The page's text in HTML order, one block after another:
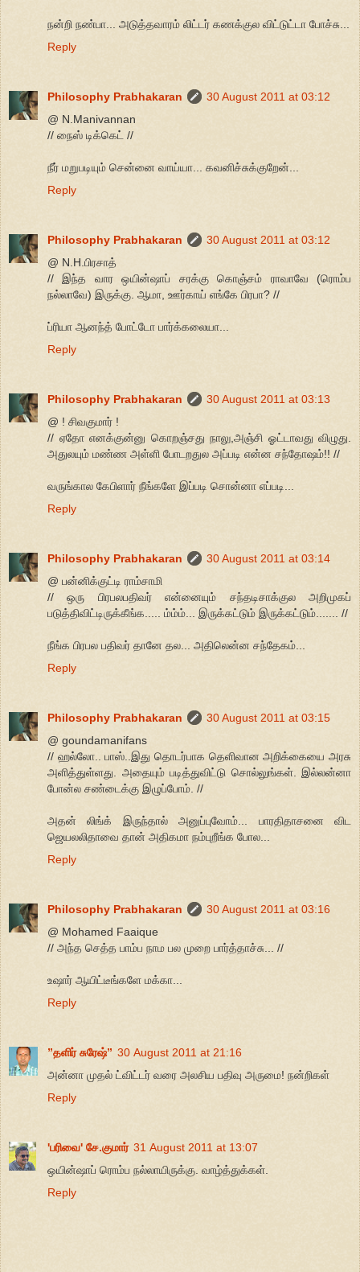
நன்றி நண்பா... அடுத்தவாரம் லிட்டர் கணக்குல விட்டுட்டா போச்சு...
Reply
Philosophy Prabhakaran
30 August 2011 at 03:12
@ N.Manivannan
// நைஸ் டிக்கெட் //
நீர் மறுபடியும் சென்னை வாய்யா... கவனிச்சுக்குறேன்...
Reply
Philosophy Prabhakaran
30 August 2011 at 03:12
@ N.H.பிரசாத்
// இந்த வார ஒயின்ஷாப் சரக்கு கொஞ்சம் ராவாவே (ரொம்ப
நல்லாவே) இருக்கு. ஆமா, ஊர்காய் எங்கே பிரபா? //
ப்ரியா ஆனந்த் போட்டோ பார்க்கலையா...
Reply
Philosophy Prabhakaran
30 August 2011 at 03:13
@ ! சிவகுமார் !
// ஏதோ எனக்குன்னு கொறஞ்சது நாலு,அஞ்சி ஓட்டாவது விழுது.
அதுலயும் மண்ண அள்ளி போடறதுல அப்படி என்ன சந்தோஷம்!! //
வருங்கால கேபிளார் நீங்களே இப்படி சொன்னா எப்படி...
Reply
Philosophy Prabhakaran
30 August 2011 at 03:14
@ பன்னிக்குட்டி ராம்சாமி
// ஒரு பிரபலபதிவர் என்னையும் சந்தடிசாக்குல அறிமுகப்
படுத்திவிட்டிருக்கீங்க..... ம்ம்ம்... இருக்கட்டும் இருக்கட்டும்....... //
நீங்க பிரபல பதிவர் தானே தல... அதிலென்ன சந்தேகம்...
Reply
Philosophy Prabhakaran
30 August 2011 at 03:15
@ goundamanifans
// ஹல்லோ.. பாஸ்..இது தொடர்பாக தெளிவான அறிக்கையை அரசு
அளித்துள்ளது. அதையும் படித்துவிட்டு சொல்லுங்கள். இல்லன்னா
போன்ல சண்டைக்கு இழுப்போம். //
அதன் லிங்க் இருந்தால் அனுப்புவோம்... பாரதிதாசனை விட
ஜெயலலிதாவை தான் அதிகமா நம்புறீங்க போல...
Reply
Philosophy Prabhakaran
30 August 2011 at 03:16
@ Mohamed Faaique
// அந்த செத்த பாம்ப நாம பல முறை பார்த்தாச்சு... //
உஷார் ஆயிட்டீங்களே மக்கா...
Reply
”தளிர் சுரேஷ்” 30 August 2011 at 21:16
அன்னா முதல் ட்விட்டர் வரை அலசிய பதிவு அருமை! நன்றிகள்
Reply
'பரிவை' சே.குமார் 31 August 2011 at 13:07
ஒயின்ஷாப் ரொம்ப நல்லாயிருக்கு. வாழ்த்துக்கள்.
Reply